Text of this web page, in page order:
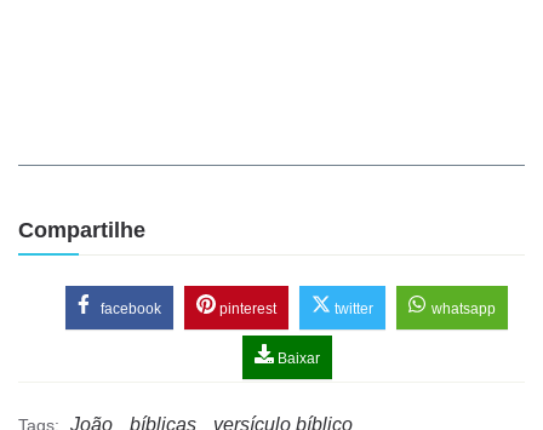
Compartilhe
facebook pinterest twitter whatsapp
Baixar
Tags: João bíblicas
versículo bíblico